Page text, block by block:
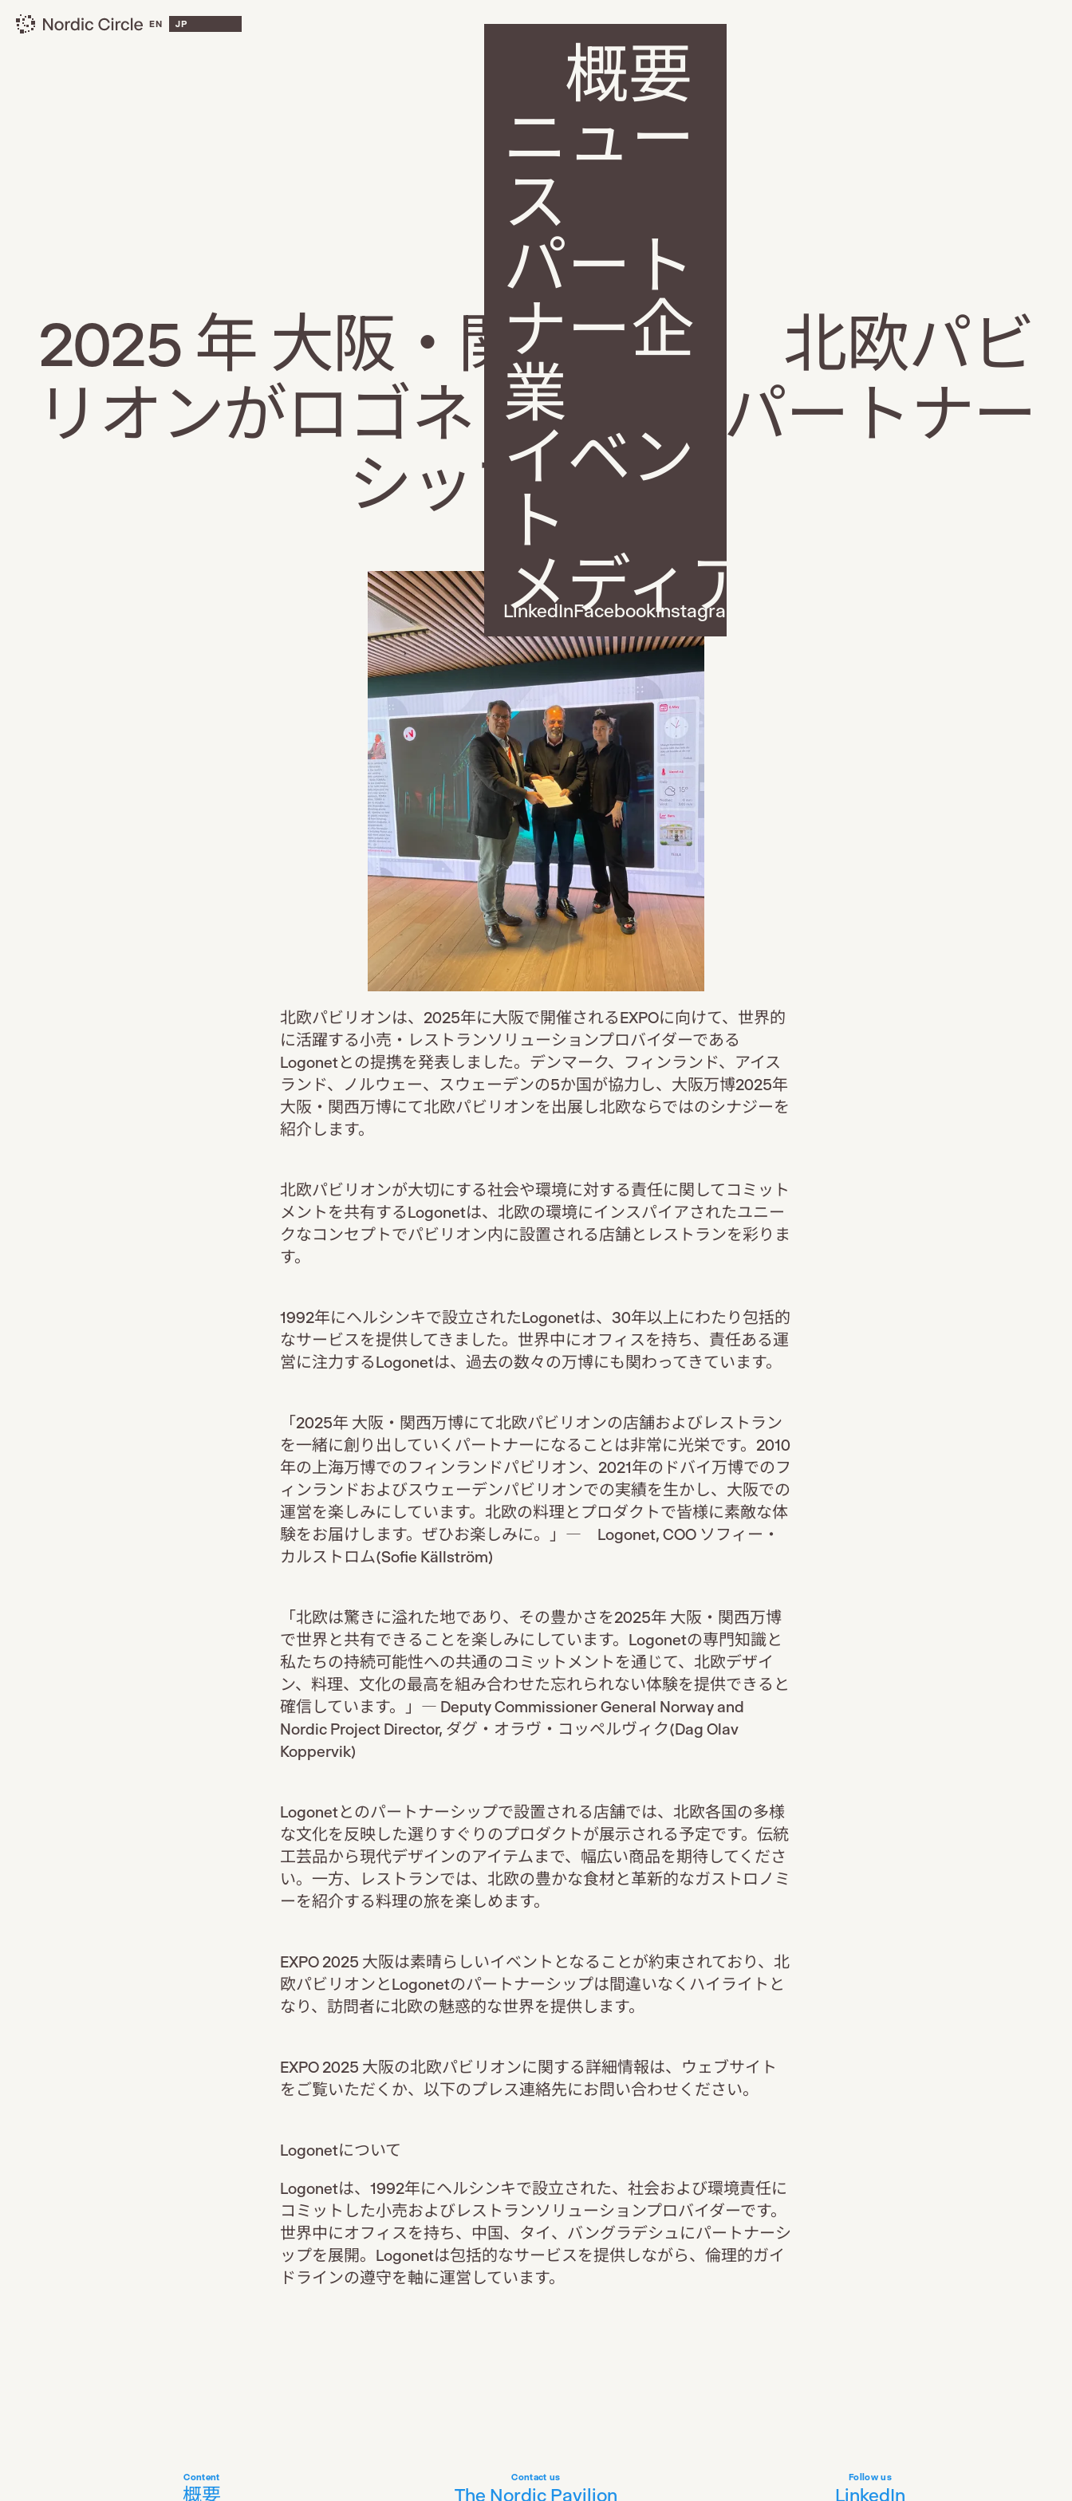
EN JP
概要
ニュー
ス
パート
ナー企
業
イベン
ト
メディア
LinkedInFacebookInstagram
2024.06.07
2025 年 大阪・関西万博 北欧パビ
リオンがロゴネットとのパートナー
シップを発表
北欧パビリオンは、2025年に大阪で開催されるEXPOに向けて、世界的
に活躍する小売・レストランソリューションプロバイダーである
Logonetとの提携を発表しました。デンマーク、フィンランド、アイス
ランド、ノルウェー、スウェーデンの5か国が協力し、大阪万博2025年
大阪・関西万博にて北欧パビリオンを出展し北欧ならではのシナジーを
紹介します。
北欧パビリオンが大切にする社会や環境に対する責任に関してコミット
メントを共有するLogonetは、北欧の環境にインスパイアされたユニー
クなコンセプトでパビリオン内に設置される店舗とレストランを彩りま
す。
1992年にヘルシンキで設立されたLogonetは、30年以上にわたり包括的
なサービスを提供してきました。世界中にオフィスを持ち、責任ある運
営に注力するLogonetは、過去の数々の万博にも関わってきています。
「2025年 大阪・関西万博にて北欧パビリオンの店舗およびレストラン
を一緒に創り出していくパートナーになることは非常に光栄です。2010
年の上海万博でのフィンランドパビリオン、2021年のドバイ万博でのフ
ィンランドおよびスウェーデンパビリオンでの実績を生かし、大阪での
運営を楽しみにしています。北欧の料理とプロダクトで皆様に素敵な体
験をお届けします。ぜひお楽しみに。」― Logonet, COO ソフィー・
カルストロム(Sofie Källström)
「北欧は驚きに溢れた地であり、その豊かさを2025年 大阪・関西万博
で世界と共有できることを楽しみにしています。Logonetの専門知識と
私たちの持続可能性への共通のコミットメントを通じて、北欧デザイ
ン、料理、文化の最高を組み合わせた忘れられない体験を提供できると
確信しています。」― Deputy Commissioner General Norway and
Nordic Project Director, ダグ・オラヴ・コッペルヴィク(Dag Olav
Koppervik)
Logonetとのパートナーシップで設置される店舗では、北欧各国の多様
な文化を反映した選りすぐりのプロダクトが展示される予定です。伝統
工芸品から現代デザインのアイテムまで、幅広い商品を期待してくださ
い。一方、レストランでは、北欧の豊かな食材と革新的なガストロノミ
ーを紹介する料理の旅を楽しめます。
EXPO 2025 大阪は素晴らしいイベントとなることが約束されており、北
欧パビリオンとLogonetのパートナーシップは間違いなくハイライトと
なり、訪問者に北欧の魅惑的な世界を提供します。
EXPO 2025 大阪の北欧パビリオンに関する詳細情報は、ウェブサイト
をご覧いただくか、以下のプレス連絡先にお問い合わせください。
Logonetについて
Logonetは、1992年にヘルシンキで設立された、社会および環境責任に
コミットした小売およびレストランソリューションプロバイダーです。
世界中にオフィスを持ち、中国、タイ、バングラデシュにパートナーシ
ップを展開。Logonetは包括的なサービスを提供しながら、倫理的ガイ
ドラインの遵守を軸に運営しています。
Content
概要
Contact us
The Nordic Pavilion
Follow us
LinkedIn